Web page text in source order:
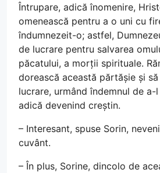
Întrupare, adică înomenire,
omenească pentru a o uni cu
îndumnezeit-o; astfel,
de lucrare pentru salvarea
păcatului, a morții spirituale.
dorească această părtășie și
lucrare, urmând îndemnul de a-
adică devenind creștin.
– Interesant, spuse Sorin,
cuvânt.
– În plus, Sorine, dincolo de